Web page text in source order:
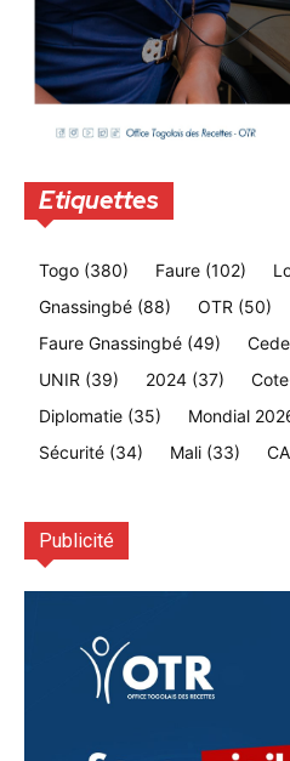
Etiquettes
Togo (380) Faure (102)
Gnassingbé (88) OTR (50)
Faure Gnassingbé (49)
UNIR (39) 2024 (37)
Diplomatie (35) Mondial
Sécurité (34) Mali (33)
Publicité